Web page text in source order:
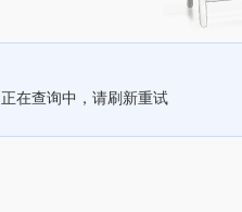
正在查询中，请刷新重试